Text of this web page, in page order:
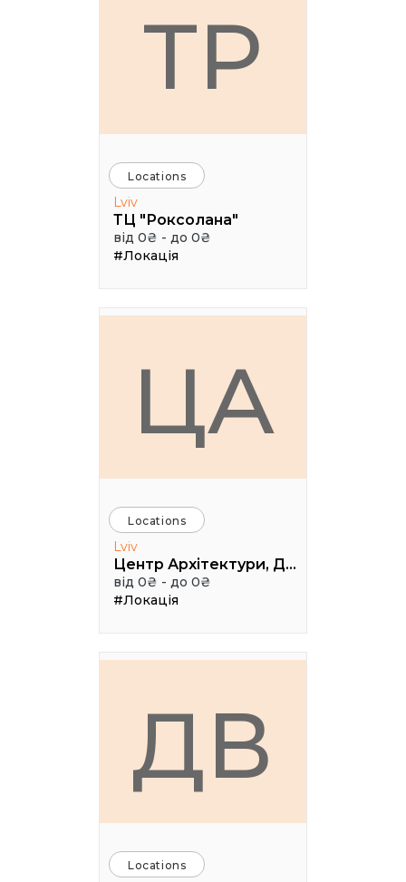
ТР
Locations
Lviv
ТЦ "Роксолана"
від 0₴ - до 0₴
#Локація
ЦА
Locations
Lviv
Центр Архітектури, Дизайну та Урбаністики Порохова ВЕЖА
від 0₴ - до 0₴
#Локація
ДВ
Locations